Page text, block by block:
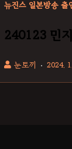
뉴진스 일본방송 출
240123 민
눈토끼 2024.